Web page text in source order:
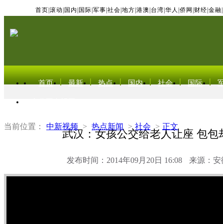
首页 滚动 国内 国际 军事 社会 地方 港澳 台湾 华人 侨网 财经 金融
首页 最新 热点 国内 社会 国际
当前位置： 中新视频 > 热点新闻 > 社会 > 正文
武汉：女孩公交给老人让座 包包
发布时间：2014年09月20日 16:08 来源：安